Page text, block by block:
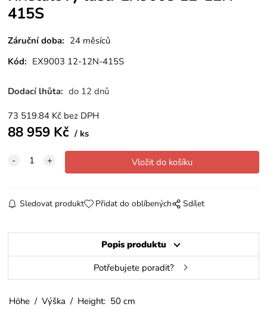
415S
Záruční doba: 24 měsíců
Kód: EX9003 12-12N-415S
Dodací lhůta: do 12 dnů
73 519.84 Kč bez DPH
88 959 Kč ks
Sledovat produkt Přidat do oblíbených Sdílet
Popis produktu
Potřebujete poradit?
Höhe / Výška / Height: 50 cm